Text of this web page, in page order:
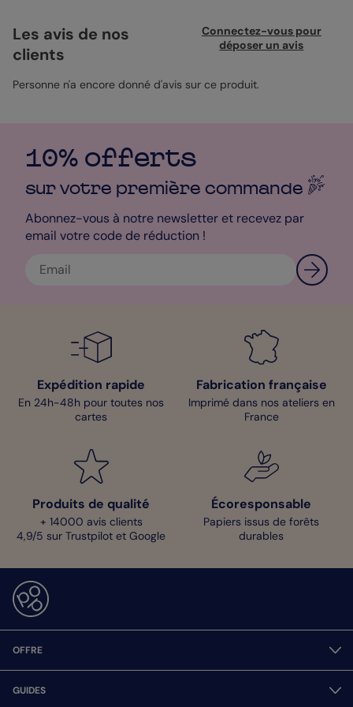
message personnel, tandis que le papier irisé ajoute une touche
de raffinement. Idéalement accompagnée d'une enveloppe
rouge carmin, cette carte fait un joli clin d'œil à l'amour et la
vœux de bonheur de manière unique. Un format qui vous
Les avis de nos
clients
Connectez-vous pour
déposer un avis
Personne n'a encore donné d'avis sur ce produit.
10% offerts
sur votre première commande
Abonnez-vous à notre newsletter et recevez par
email votre code de réduction !
Expédition rapide
En 24h-48h pour toutes nos
cartes
Fabrication française
Imprimé dans nos ateliers en
France
Produits de qualité
+ 14000 avis clients
4,9/5 sur Trustpilot et Google
Écoresponsable
Papiers issus de forêts
durables
OFFRE
GUIDES